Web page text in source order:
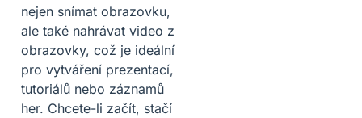
nejen snímat obrazovku,
ale také nahrávat video z
obrazovky, což je ideální
pro vytváření prezentací,
tutoriálů nebo záznamů
her. Chcete-li začít, stačí